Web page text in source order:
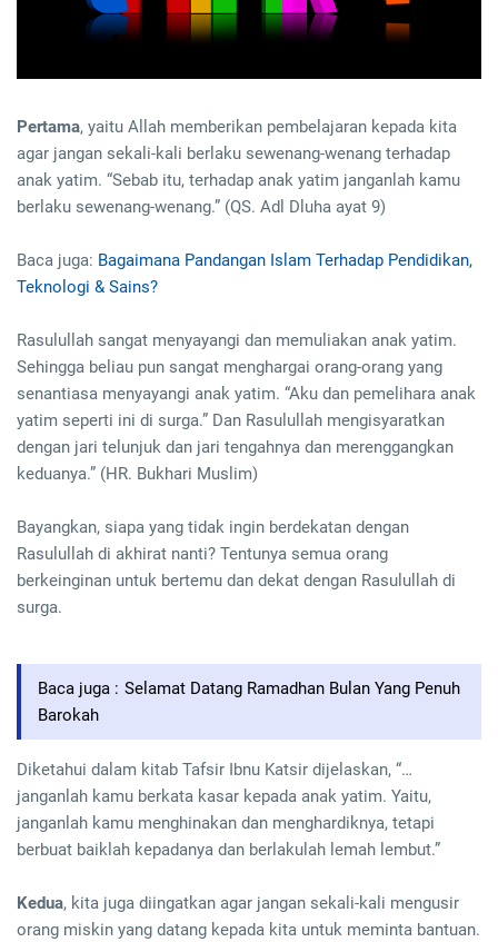
Pertama, yaitu Allah memberikan pembelajaran kepada kita
agar jangan sekali-kali berlaku sewenang-wenang terhadap
anak yatim. “Sebab itu, terhadap anak yatim janganlah kamu
berlaku sewenang-wenang.” (QS. Adl Dluha ayat 9)
Baca juga: Bagaimana Pandangan Islam Terhadap Pendidikan,
Teknologi & Sains?
Rasulullah sangat menyayangi dan memuliakan anak yatim.
Sehingga beliau pun sangat menghargai orang-orang yang
senantiasa menyayangi anak yatim. “Aku dan pemelihara anak
yatim seperti ini di surga.” Dan Rasulullah mengisyaratkan
dengan jari telunjuk dan jari tengahnya dan merenggangkan
keduanya.” (HR. Bukhari Muslim)
Bayangkan, siapa yang tidak ingin berdekatan dengan
Rasulullah di akhirat nanti? Tentunya semua orang
berkeinginan untuk bertemu dan dekat dengan Rasulullah di
surga.
Baca juga : Selamat Datang Ramadhan Bulan Yang Penuh
Barokah
Diketahui dalam kitab Tafsir Ibnu Katsir dijelaskan, “…
janganlah kamu berkata kasar kepada anak yatim. Yaitu,
janganlah kamu menghinakan dan menghardiknya, tetapi
berbuat baiklah kepadanya dan berlakulah lemah lembut.”
Kedua, kita juga diingatkan agar jangan sekali-kali mengusir
orang miskin yang datang kepada kita untuk meminta bantuan.